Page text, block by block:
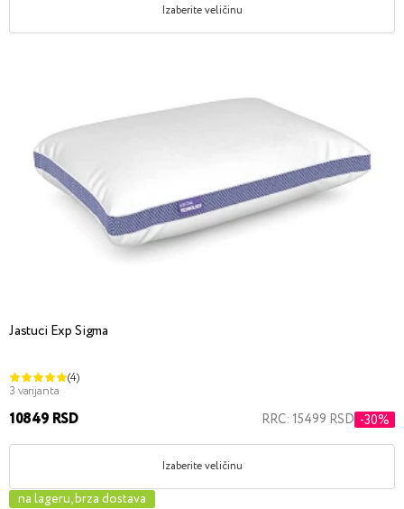
Izaberite veličinu
Jastuci Exp Sigma
(4)
3 varijanta
10849 RSD RRC: 15499 RSD -30%
Izaberite veličinu
na lageru, brza dostava